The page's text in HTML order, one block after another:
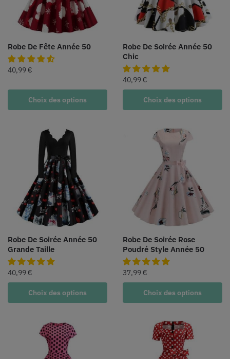
Robe De Fête Année 50
40,99 €
Choix des options
Robe De Soirée Année 50
Chic
40,99 €
Choix des options
Robe De Soirée Année 50
Grande Taille
40,99 €
Choix des options
Robe De Soirée Rose
Poudré Style Année 50
37,99 €
Choix des options